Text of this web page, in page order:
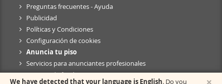
Preguntas frecuentes - Ayuda
Publicidad
Políticas y Condiciones
Configuración de cookies
Anuncia tu piso
Servicios para anunciantes profesionales
Anuncio de fusión
We have detected that your language is English. Do you